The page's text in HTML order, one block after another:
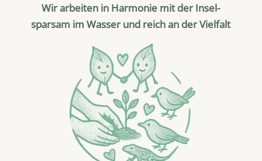
Wir arbeiten in Harmonie mit der Insel-
sparsam im Wasser und reich an der Vielfalt